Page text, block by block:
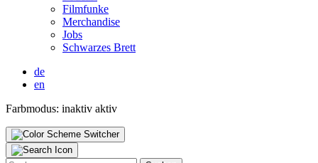
Film­fun­ke
Mer­chan­di­se
Jobs
Schwar­zes Brett
de
en
Farbmodus: inaktiv aktiv